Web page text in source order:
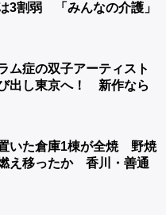
3割弱 「みんなの介護」
ム症の双子アーティスト
出し東京へ！ 新作なら
いた倉庫1棟が全焼 野焼
え移ったか 香川・善通